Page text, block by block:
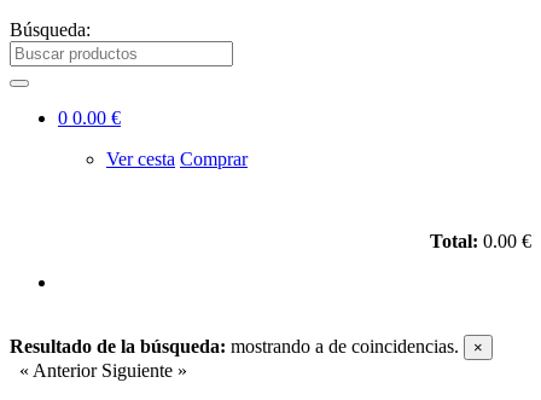
Búsqueda:
0 0.00 €
Ver cesta Comprar
Total: 0.00 €
Resultado de la búsqueda: mostrando a de coincidencias. ×
« Anterior Siguiente »